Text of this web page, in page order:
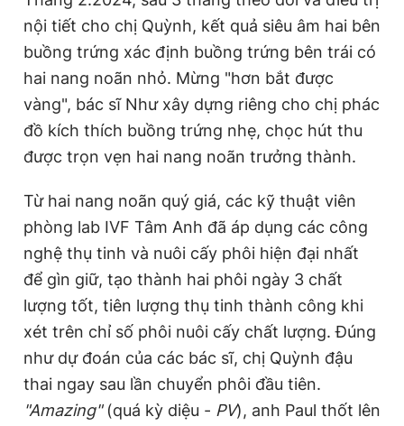
nội tiết cho chị Quỳnh, kết quả siêu âm hai bên
buồng trứng xác định buồng trứng bên trái có
hai nang noãn nhỏ. Mừng "hơn bắt được
vàng", bác sĩ Như xây dựng riêng cho chị phác
đồ kích thích buồng trứng nhẹ, chọc hút thu
được trọn vẹn hai nang noãn trưởng thành.
Từ hai nang noãn quý giá, các kỹ thuật viên
phòng lab IVF Tâm Anh đã áp dụng các công
nghệ thụ tinh và nuôi cấy phôi hiện đại nhất
để gìn giữ, tạo thành hai phôi ngày 3 chất
lượng tốt, tiên lượng thụ tinh thành công khi
xét trên chỉ số phôi nuôi cấy chất lượng. Đúng
như dự đoán của các bác sĩ, chị Quỳnh đậu
thai ngay sau lần chuyển phôi đầu tiên.
"Amazing"(quá kỳ diệu - PV), anh Paul thốt lên